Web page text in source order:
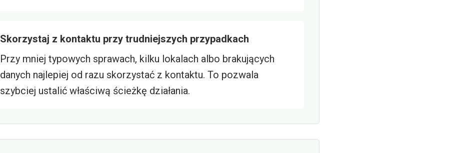
Skorzystaj z kontaktu przy trudniejszych przypadkach
Przy mniej typowych sprawach, kilku lokalach albo brakujących
danych najlepiej od razu skorzystać z kontaktu. To pozwala
szybciej ustalić właściwą ścieżkę działania.